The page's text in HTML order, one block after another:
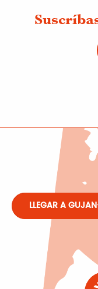
LLEGAR A